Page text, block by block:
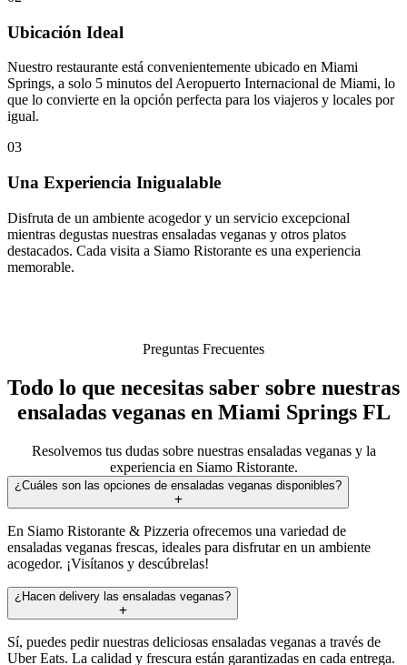
Ubicación Ideal
Nuestro restaurante está convenientemente ubicado en Miami
Springs, a solo 5 minutos del Aeropuerto Internacional de Miami, lo
que lo convierte en la opción perfecta para los viajeros y locales por
igual.
03
Una Experiencia Inigualable
Disfruta de un ambiente acogedor y un servicio excepcional
mientras degustas nuestras ensaladas veganas y otros platos
destacados. Cada visita a Siamo Ristorante es una experiencia
memorable.
Preguntas Frecuentes
Todo lo que necesitas saber sobre nuestras
ensaladas veganas en Miami Springs FL
Resolvemos tus dudas sobre nuestras ensaladas veganas y la
experiencia en Siamo Ristorante.
¿Cuáles son las opciones de ensaladas veganas disponibles?
En Siamo Ristorante & Pizzeria ofrecemos una variedad de
ensaladas veganas frescas, ideales para disfrutar en un ambiente
acogedor. ¡Visítanos y descúbrelas!
¿Hacen delivery las ensaladas veganas?
Sí, puedes pedir nuestras deliciosas ensaladas veganas a través de
Uber Eats. La calidad y frescura están garantizadas en cada entrega.